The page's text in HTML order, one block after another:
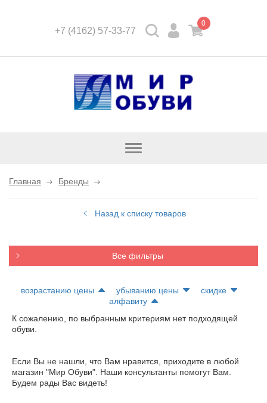
+7 (4162) 57-33-77
0
Открыть
Главная Бренды
Назад к списку товаров
Все фильтры
возрастанию цены убыванию цены
скидке
алфавиту
К сожалению, по выбранным критериям нет подходящей
обуви.
Если Вы не нашли, что Вам нравится, приходите в любой
магазин "Мир Обуви". Наши консультанты помогут Вам.
Будем рады Вас видеть!